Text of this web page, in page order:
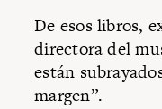
De esos libros,
directora del
están
margen”.